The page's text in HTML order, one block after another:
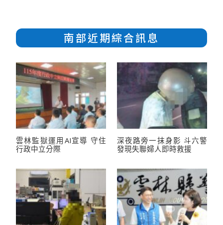
南部近期綜合訊息
雲林監獄運用AI宣導 守住
行政中立分際
深夜路旁一抹身影 斗六警
發現失聯婦人即時救援